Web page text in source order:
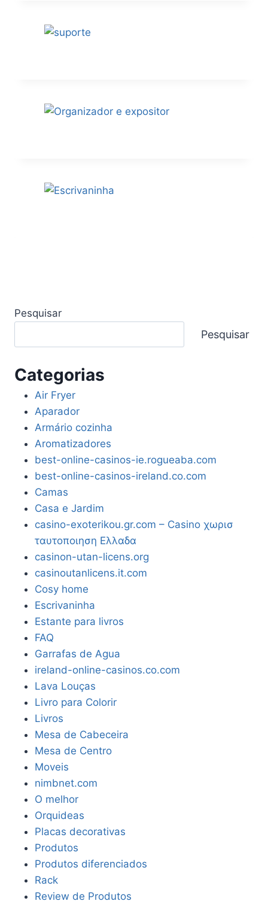
Pesquisar
Pesquisar
Categorias
Air Fryer
Aparador
Armário cozinha
Aromatizadores
best-online-casinos-ie.rogueaba.com
best-online-casinos-ireland.co.com
Camas
Casa e Jardim
casino-exoterikou.gr.com – Casino χωρισ
ταυτοποιηση Ελλαδα
casinon-utan-licens.org
casinoutanlicens.it.com
Cosy home
Escrivaninha
Estante para livros
FAQ
Garrafas de Agua
ireland-online-casinos.co.com
Lava Louças
Livro para Colorir
Livros
Mesa de Cabeceira
Mesa de Centro
Moveis
nimbnet.com
O melhor
Orquideas
Placas decorativas
Produtos
Produtos diferenciados
Rack
Review de Produtos